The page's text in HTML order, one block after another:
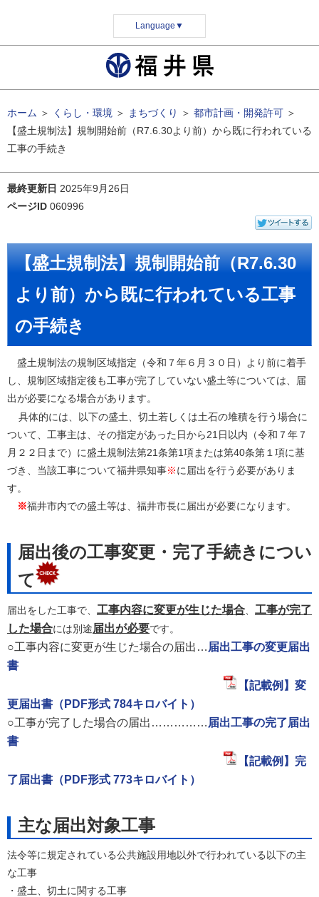
Language ▼
ホーム ＞ くらし・環境 ＞ まちづくり ＞ 都市計画・開発許可 ＞
【盛土規制法】規制開始前（R7.6.30より前）から既に行われている
工事の手続き
最終更新日 2025年9月26日
ページID 060996
【盛土規制法】規制開始前（R7.6.30
より前）から既に行われている工事
の手続き
盛土規制法の規制区域指定（令和７年６月３０日）より前に着手
し、規制区域指定後も工事が完了していない盛土等については、届
出が必要になる場合があります。
具体的には、以下の盛土、切土若しくは土石の堆積を行う場合に
ついて、工事主は、その指定があった日から21日以内（令和７年７
月２２日まで）に盛土規制法第21条第1項または第40条第１項に基
づき、当該工事について福井県知事※に届出を行う必要がありま
す。
※福井市内での盛土等は、福井市長に届出が必要になります。
届出後の工事変更・完了手続きについ
て
届出をした工事で、 工事内容に変更が生じた場合、 工事が完了
した場合には別途届出が必要です。
○工事内容に変更が生じた場合の届出… 届出工事の変更届出
書
【記載例】変
更届出書（PDF形式 784キロバイト）
○工事が完了した場合の届出…………… 届出工事の完了届出
書
【記載例】完
了届出書（PDF形式 773キロバイト）
主な届出対象工事
法令等に規定されている公共施設用地以外で行われている以下の主
な工事
・盛土、切土に関する工事